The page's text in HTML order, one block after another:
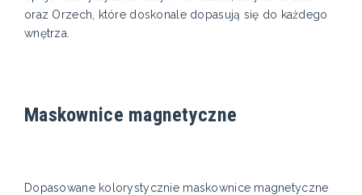
oraz Orzech, które doskonale dopasują się do każdego
wnętrza.
Maskownice magnetyczne
Dopasowane kolorystycznie maskownice magnetyczne